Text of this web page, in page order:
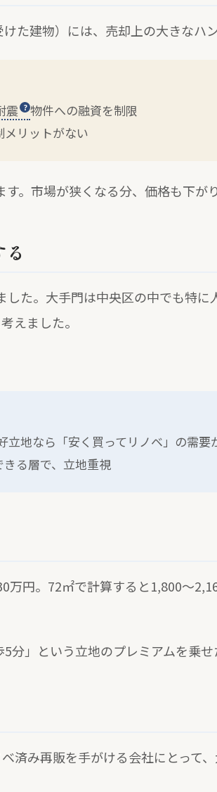
た建物）には、売却上の大きなハ
震
物件への融資を制限
リットがない
。市場が狭くなる分、価格も下が
た。大手門は中央区の中でも特に
えました。
立地なら「安く買ってリノベ」の需要
る層で、立地重視
万円。72㎡で計算すると1,800〜
分」という立地のプレミアムを乗せ
済み再販を手がける会社にとって